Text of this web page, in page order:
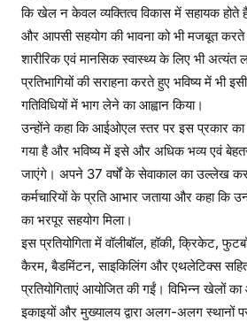
कि खेल न केवल व्यक्तित्व विकास में सहायक होते हैं,
और आपसी सहयोग की भावना को भी मजबूत
शारीरिक एवं मानसिक स्वास्थ्य के लिए भी अत्यंत
प्रतिभागियों की सराहना करते हुए भविष्य में भी
गतिविधियों में भाग लेने का आह्वान किया।
उन्होंने कहा कि आईओएल स्तर पर इस प्रकार का
गया है और भविष्य में इसे और अधिक भव्य एवं
जाएंगे। अपने 37 वर्षों के सेवाकाल का उल्लेख
कर्मचारियों के प्रति आभार जताया और कहा कि
का भरपूर सहयोग मिला।
इस प्रतियोगिता में वॉलीबॉल, हॉकी, क्रिकेट,
कैरम, बैडमिंटन, साइकिलिंग और एथलेटिक्स
प्रतियोगिताएं आयोजित की गईं। विभिन्न खेलों
इकाइयों और मुख्यालय द्वारा अलग-अलग स्थानों पर